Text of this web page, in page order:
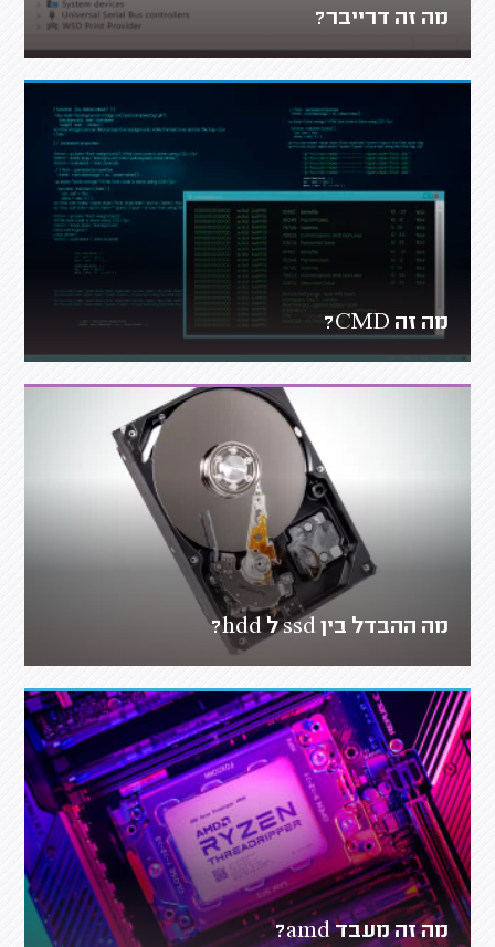
מה זה דרייבר?
מה זה CMD?
מה ההבדל בין ssd ל hdd?
מה זה מעבד amd?